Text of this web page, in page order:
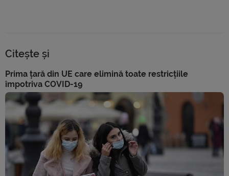
Citește și
Prima țară din UE care elimină toate restricțiile
împotriva COVID-19